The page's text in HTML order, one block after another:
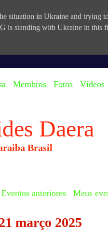
situation in Ukraine and trying
is standing with Ukraine in this
Membros Fotos Vídeos
Daera
Brasil
Eventos anteriores Meus
março 2025